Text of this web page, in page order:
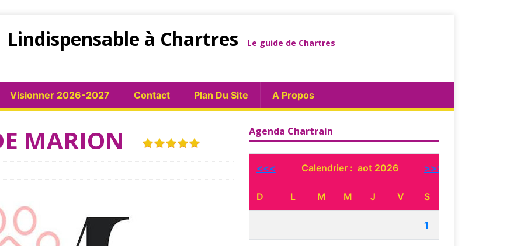
Lindispensable à Chartres Le guide de Chartres
Visionner 2026-2027 Contact Plan Du Site A Propos
MARION Agenda Chartrain
<<< Calendrier : aot 2026 >>>
D L M M J V S
1